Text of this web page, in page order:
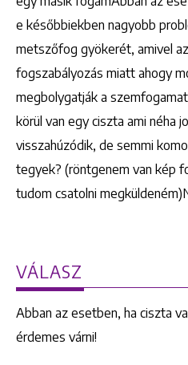
e későbbiekben nagyobb
metszőfog gyökerét, amivel
fogszabályozás miatt ahogy
megbolygatják a
körül van egy ciszta ami néha
visszahúzódik, de semmi
tegyek? (röntgenem van kép
tudom csatolni
VÁLASZ
Abban az esetben, ha ciszta
érdemes várni!